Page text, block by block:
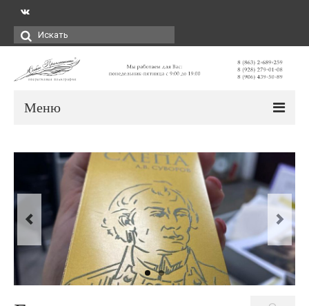
Искать:
Меню